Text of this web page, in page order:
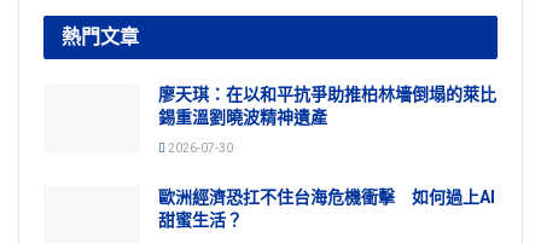
熱門文章
廖天琪：在以和平抗爭助推柏林墻倒塌的萊比
錫重溫劉曉波精神遺產
2026-07-30
歐洲經濟恐扛不住台海危機衝擊 如何過上AI
甜蜜生活？